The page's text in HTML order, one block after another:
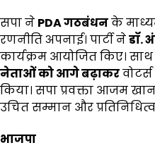
सपा ने PDAगठबंधनके
रणनीति अपनाई। पार्टी नेडॉ.
कार्यक्रम आयोजित किए।
नेताओं को आगे बढ़ाकर
किया। सपा प्रवक्ता आजम
उचित सम्मान और
भाजपा